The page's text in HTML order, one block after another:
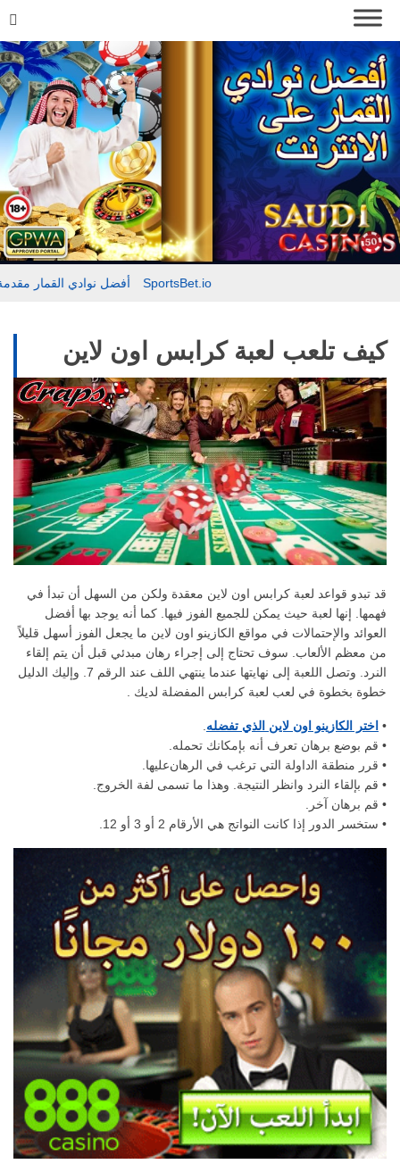
أفضل نوادي القمار مقدمة حول SportsBet.io
كيف تلعب لعبة كرابس اون لاين
قد تبدو قواعد لعبة كرابس اون لاين معقدة ولكن من السهل أن تبدأ في
فهمها. إنها لعبة حيث يمكن للجميع الفوز فيها. كما أنه يوجد بها أفضل
العوائد والإحتمالات في مواقع الكازينو اون لاين ما يجعل الفوز أسهل قليلاً
من معظم الألعاب. سوف تحتاج إلى إجراء رهان مبدئي قبل أن يتم إلقاء
النرد. وتصل اللعبة إلى نهايتها عندما ينتهي اللف عند الرقم 7. وإليك الدليل
خطوة بخطوة في لعب لعبة كرابس المفضلة لديك .
• اختر الكازينو اون لاين الذي تفضله
• قم بوضع برهان تعرف أنه بإمكانك تحمله.
• ﻗﺮر ﻣﻨﻄﻘﺔ اﻟداولة اﻟﺘﻲ ﺗﺮﻏﺐ ﻓﻲ الرهانﻋﻠﻴﻬﺎ.
• قم بإلقاء النرد وانظر النتيجة. وهذا ما تسمى لفة الخروج.
• قم برهان آخر.
• ستخسر الدور إذا كانت النواتج هي الأرقام 2 أو 3 أو 12.